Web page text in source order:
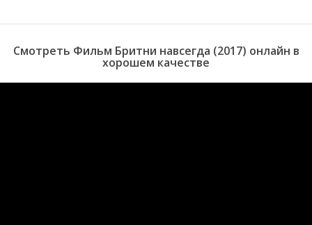
Смотреть Фильм Бритни навсегда (2017) онлайн в
хорошем качестве